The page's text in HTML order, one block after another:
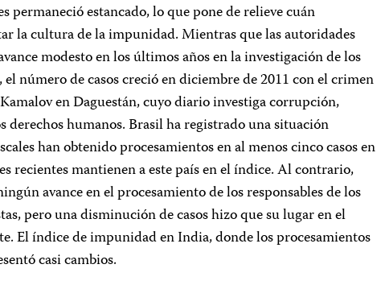
permaneció estancado, lo que pone de relieve cuán
la cultura de la impunidad. Mientras que las autoridades
modesto en los últimos años en la investigación de los
el número de casos creció en diciembre de 2011 con el crimen
en Daguestán, cuyo diario investiga corrupción,
derechos humanos. Brasil ha registrado una situación
han obtenido procesamientos en al menos cinco casos en
recientes mantienen a este país en el índice. Al contrario,
avance en el procesamiento de los responsables de los
pero una disminución de casos hizo que su lugar en el
El índice de impunidad en India, donde los procesamientos
casi cambios.